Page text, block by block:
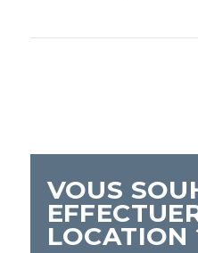
VOUS
LOCATION